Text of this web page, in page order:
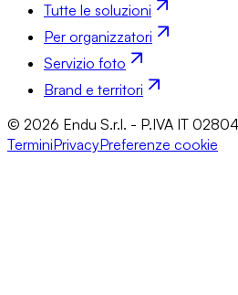
Tutte le soluzioni
Per organizzatori
Servizio foto
Brand e territori
© 2026 Endu S.r.l. - P.IVA IT
TerminiPrivacyPreferenze cookie